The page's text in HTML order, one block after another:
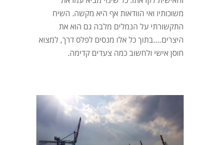
משוכותיו ואי הוודאות אף היא מקשה. השיח
התקשורתי על הנמלים מלבה גם הוא את
היצרים….בתוך כל אלו מנסים לפלס דרך, למצוא
חוסן אישי ולחשוב כמה צעדים קדימה.